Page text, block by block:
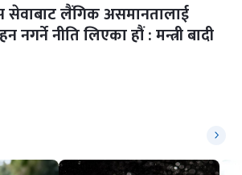
सेवाबाट लैंगिक असमानतालाई
नगर्ने नीति लिएका हौं : मन्त्री बादी